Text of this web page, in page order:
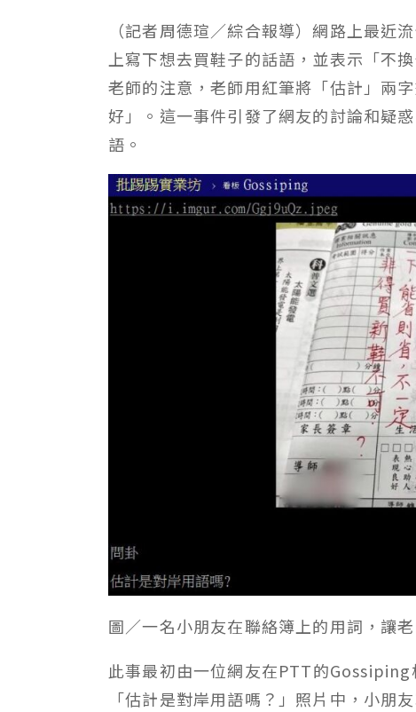
（記者周德瑄／綜合報導）網路上最近
上寫下想去買鞋子的話語，並表示「不
老師的注意，老師用紅筆將「估計」兩
好」。這一事件引發了網友的討論和疑
語。
圖／一名小朋友在聯絡簿上的用詞，讓
此事最初由一位網友在PTT的
「估計是對岸用語嗎？」照片中，小朋